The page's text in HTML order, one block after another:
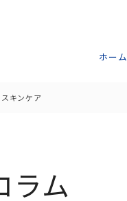
ホーム
キンケア
ラム